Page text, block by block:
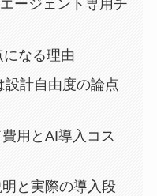
ージェント専用チ
なる理由
計自由度の論点
用とAI導入コス
と実際の導入段